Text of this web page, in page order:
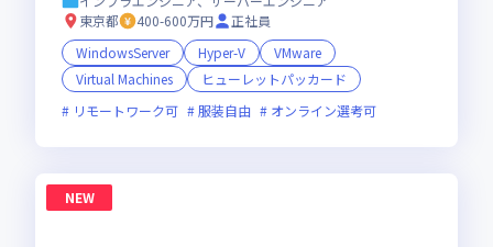
東京都
400-600万円
正社員
WindowsServer
Hyper-V
VMware
Virtual Machines
ヒューレットパッカード
リモートワーク可
服装自由 オンライン選考可
NEW